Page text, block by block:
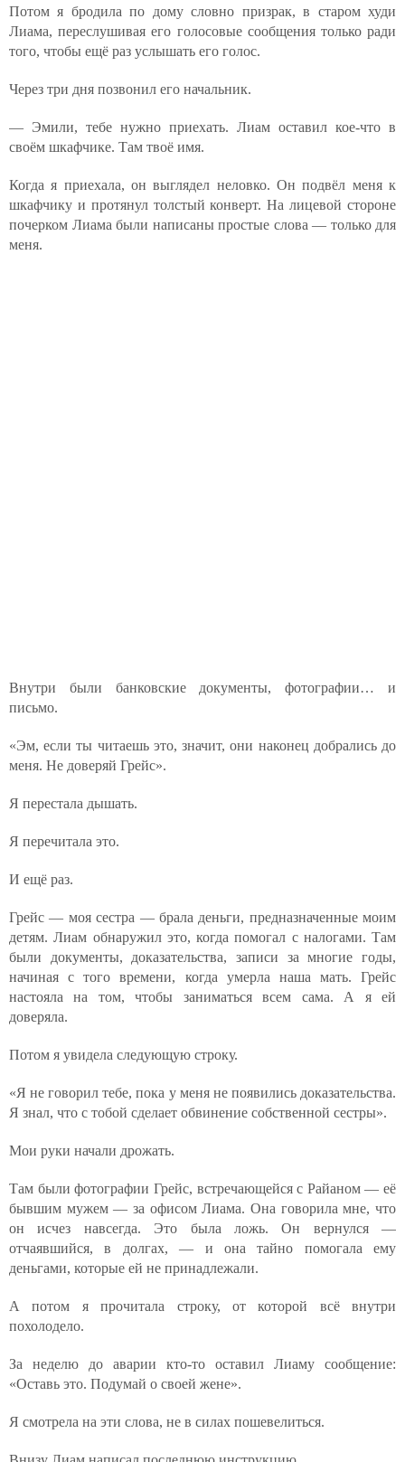
Потом я бродила по дому словно призрак, в старом худи
Лиама, переслушивая его голосовые сообщения только ради
того, чтобы ещё раз услышать его голос.
Через три дня позвонил его начальник.
— Эмили, тебе нужно приехать. Лиам оставил кое-что в
своём шкафчике. Там твоё имя.
Когда я приехала, он выглядел неловко. Он подвёл меня к
шкафчику и протянул толстый конверт. На лицевой стороне
почерком Лиама были написаны простые слова — только для
меня.
Внутри были банковские документы, фотографии… и
письмо.
«Эм, если ты читаешь это, значит, они наконец добрались до
меня. Не доверяй Грейс».
Я перестала дышать.
Я перечитала это.
И ещё раз.
Грейс — моя сестра — брала деньги, предназначенные моим
детям. Лиам обнаружил это, когда помогал с налогами. Там
были документы, доказательства, записи за многие годы,
начиная с того времени, когда умерла наша мать. Грейс
настояла на том, чтобы заниматься всем сама. А я ей
доверяла.
Потом я увидела следующую строку.
«Я не говорил тебе, пока у меня не появились доказательства.
Я знал, что с тобой сделает обвинение собственной сестры».
Мои руки начали дрожать.
Там были фотографии Грейс, встречающейся с Райаном — её
бывшим мужем — за офисом Лиама. Она говорила мне, что
он исчез навсегда. Это была ложь. Он вернулся —
отчаявшийся, в долгах, — и она тайно помогала ему
деньгами, которые ей не принадлежали.
А потом я прочитала строку, от которой всё внутри
похолодело.
За неделю до аварии кто-то оставил Лиаму сообщение:
«Оставь это. Подумай о своей жене».
Я смотрела на эти слова, не в силах пошевелиться.